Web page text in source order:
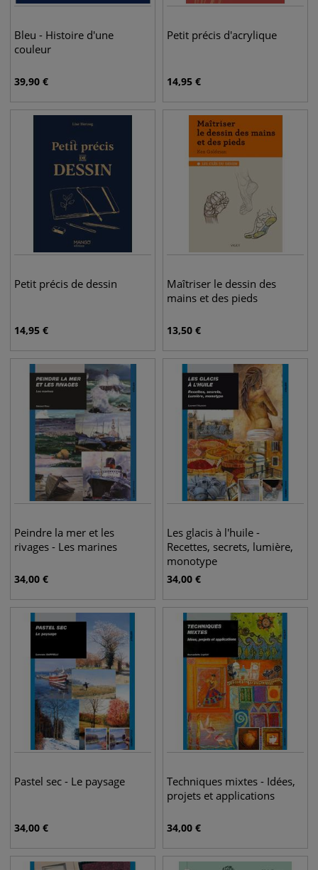
Bleu - Histoire d'une
couleur
39,90 €
Petit précis d'acrylique
14,95 €
Petit précis de dessin
14,95 €
Maîtriser le dessin des
mains et des pieds
13,50 €
Peindre la mer et les
rivages - Les marines
34,00 €
Les glacis à l'huile -
Recettes, secrets, lumière,
monotype
34,00 €
Pastel sec - Le paysage
34,00 €
Techniques mixtes - Idées,
projets et applications
34,00 €